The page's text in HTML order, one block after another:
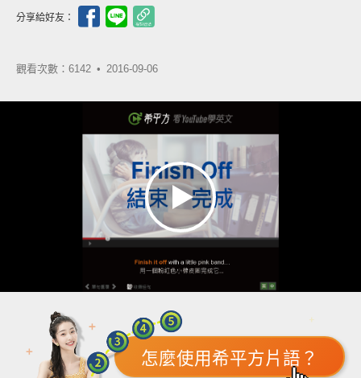
分享給好友：
觀看次數：6142 • 2016-09-06
怎麼使用希平方片語？